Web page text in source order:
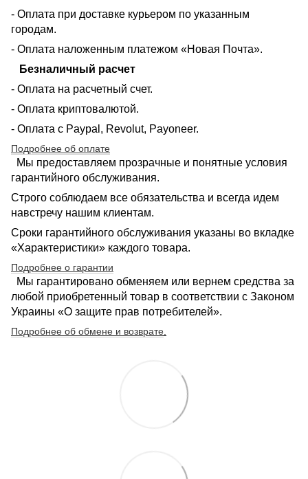
- Оплата при доставке курьером по указанным
городам.
- Оплата наложенным платежом «Новая Почта».
Безналичный расчет
- Оплата на расчетный счет.
- Оплата криптовалютой.
- Оплата с Paypal, Revolut, Payoneer.
Подробнее об оплате
Мы предоставляем прозрачные и понятные условия
гарантийного обслуживания.
Строго соблюдаем все обязательства и всегда идем
навстречу нашим клиентам.
Сроки гарантийного обслуживания указаны во вкладке
«Характеристики» каждого товара.
Подробнее о гарантии
Мы гарантировано обменяем или вернем средства за
любой приобретенный товар в соответствии с Законом
Украины «О защите прав потребителей».
Подробнее об обмене и возврате